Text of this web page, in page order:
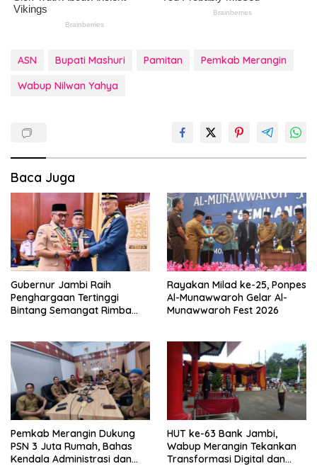
ASN Bupati Mashuri Pamitan
Pemkab Merangin
Wabup Nilwan Yahya
Baca Juga
Gubernur Jambi Raih
Penghargaan Tertinggi
Bintang Semangat Rimba
Rayakan Milad ke-25, Ponpes
Al-Munawwaroh Gelar Al-
Munawwaroh Fest 2026
Pemkab Merangin Dukung
PSN 3 Juta Rumah, Bahas
Kendala Administrasi dan
HUT ke-63 Bank Jambi,
Wabup Merangin Tekankan
Transformasi Digital dan